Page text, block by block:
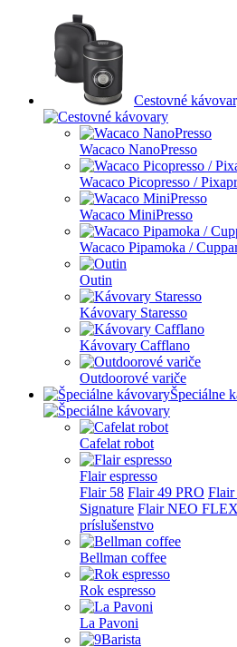
Cestovné
Wacaco NanoPresso
Wacaco Picopresso /
Wacaco MiniPresso
Wacaco Pipamoka /
Outin
Kávovary Staresso
Kávovary Cafflano
Outdoorové variče
Špeciálne
Cafelat robot
Flair espresso
Flair 58 Flair 49 PRO Flair
Signature Flair NEO FLEX
príslušenstvo
Bellman coffee
Rok espresso
La Pavoni